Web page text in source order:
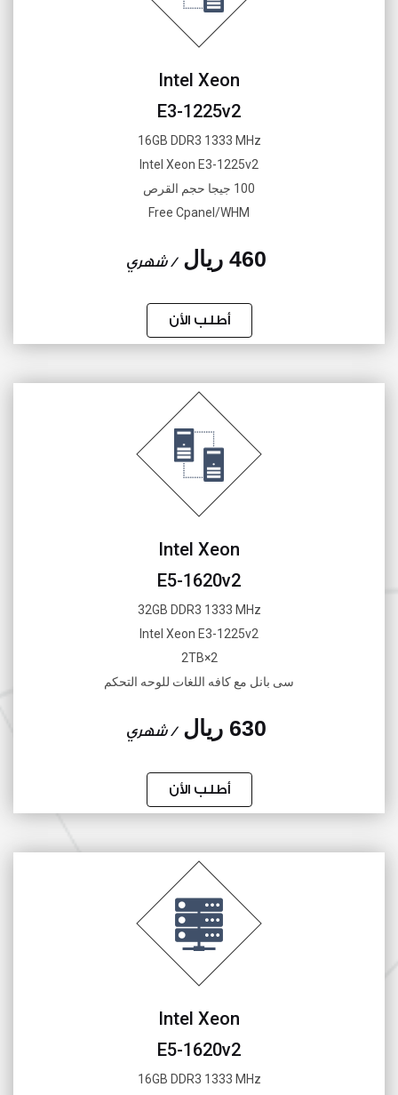
Intel Xeon
E3-1225v2
16GB DDR3 1333 MHz
Intel Xeon E3-1225v2
100 جيجا حجم القرص
Free Cpanel/WHM
460 ريال / شهري
أطلب الأن
Intel Xeon
E5-1620v2
32GB DDR3 1333 MHz
Intel Xeon E3-1225v2
2×2TB
سى بانل مع كافه اللغات للوحه التحكم
630 ريال / شهري
أطلب الأن
Intel Xeon
E5-1620v2
16GB DDR3 1333 MHz